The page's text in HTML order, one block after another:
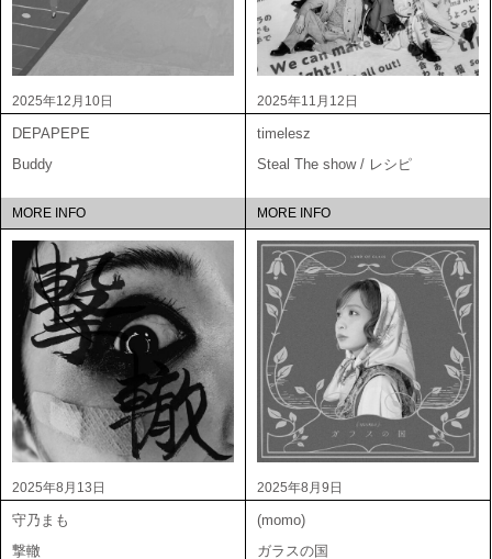
2025年12月10日
DEPAPEPE
Buddy
MORE INFO
2025年11月12日
timelesz
Steal The show / レシピ
MORE INFO
2025年8月13日
守乃まも
撃轍
2025年8月9日
(momo)
ガラスの国